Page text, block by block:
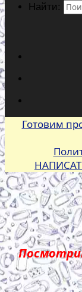
Найти:
Готовим